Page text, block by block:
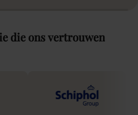
die onsvertrouwen